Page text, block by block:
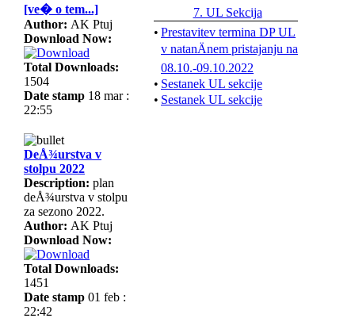
[ve� o tem...]
Author: AK Ptuj
Download Now:
Total Downloads:
1504
Date stamp 18 mar :
22:55
DeÅ¾urstva v
stolpu 2022
Description: plan
deÅ¾urstva v stolpu
za sezono 2022.
Author: AK Ptuj
Download Now:
Total Downloads:
1451
Date stamp 01 feb :
22:42
prvenstvu v aero-rallyju v
Celju! (Tekmovanja
DPSJL 2022, 16.-
Ptuj
VUK Cup KC 2022
(26.05.2022.- 30.05.2022)
7. UL Sekcija
• Prestavitev termina DP UL
v natanÄnem pristajanju na
08.10.-09.10.2022
• Sestanek UL sekcije
• Sestanek UL sekcije